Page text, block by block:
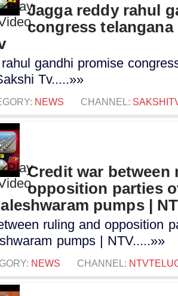
Jagga reddy rahul
congress
gandhi promise
Tv.....»»
NEWS CHANNEL:
Credit war between
opposition parties
pumps |
ruling and opposition
pumps | NTV.....»»
NEWS CHANNEL: